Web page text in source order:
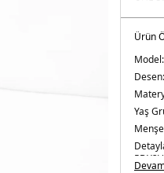
Ürün
Model:
Desen:
Yaş